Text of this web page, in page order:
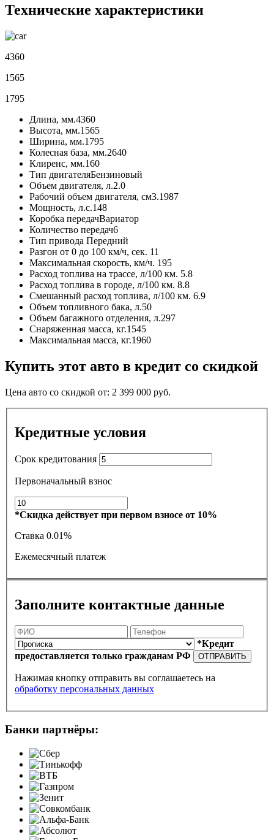
Технические характеристики
4360
1565
1795
Длина, мм.4360
Высота, мм.1565
Ширина, мм.1795
Колесная база, мм.2640
Клиренс, мм.160
Тип двигателяБензиновый
Объем двигателя, л.2.0
Рабочий объем двигателя, см3.1987
Мощность, л.с.148
Коробка передачВариатор
Количество передач6
Тип привода Передний
Разгон от 0 до 100 км/ч, сек. 11
Максимальная скорость, км/ч. 195
Расход топлива на трассе, л/100 км. 5.8
Расход топлива в городе, л/100 км. 8.8
Смешанный расход топлива, л/100 км. 6.9
Объем топливного бака, л.50
Объем багажного отделения, л.297
Снаряженная масса, кг.1545
Максимальная масса, кг.1960
Купить этот авто в кредит со скидкой
Цена авто со скидкой от: 2 399 000 руб.
Кредитные условия
Срок кредитования
Первоначальный взнос
*Скидка действует при первом взносе от 10%
Ставка 0.01%
Ежемесячный платеж
Заполните контактные данные
*Кредит
предоставляется только гражданам РФ
ОТПРАВИТЬ
Нажимая кнопку отправить вы соглашаетесь на
обработку персональных данных
Банки партнёры: